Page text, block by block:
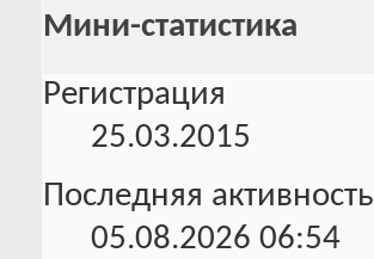
Мини-статистика
Регистрация
25.03.2015
Последняя активность
05.08.2026 06:54